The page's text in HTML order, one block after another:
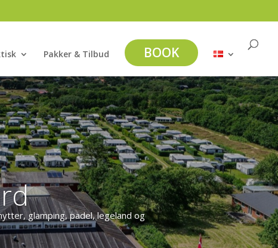
Pakker & Tilbud BOOK
glamping, padel, legeland og